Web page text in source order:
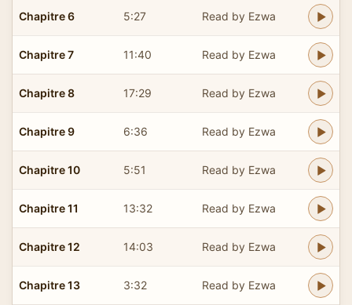
Chapitre 6 5:27 Read by Ezwa
Chapitre 7 11:40 Read by Ezwa
Chapitre 8 17:29 Read by Ezwa
Chapitre 9 6:36 Read by Ezwa
Chapitre 10 5:51 Read by Ezwa
Chapitre 11 13:32 Read by Ezwa
Chapitre 12 14:03 Read by Ezwa
Chapitre 13 3:32 Read by Ezwa